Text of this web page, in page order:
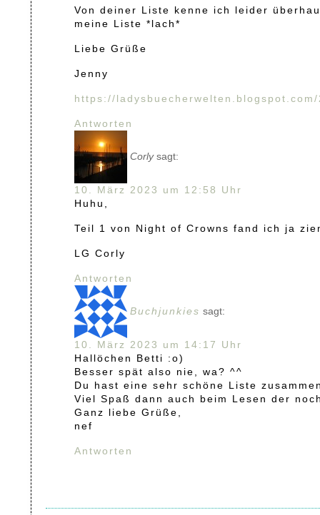
Von deiner Liste kenne ich leider
meine Liste *lach*
Liebe Grüße
Jenny
https://
Antworten
Corly sagt:
10. März 2023 um 12:58 Uhr
Huhu,
Teil 1 von Night of Crowns fand ich ja
LG Corly
Antworten
Buchjunkies sagt:
10. März 2023 um 14:17 Uhr
Hallöchen Betti :o)
Besser spät also nie, wa? ^^
Du hast eine sehr schöne Liste
Viel Spaß dann auch beim Lesen der
Ganz liebe Grüße,
nef
Antworten